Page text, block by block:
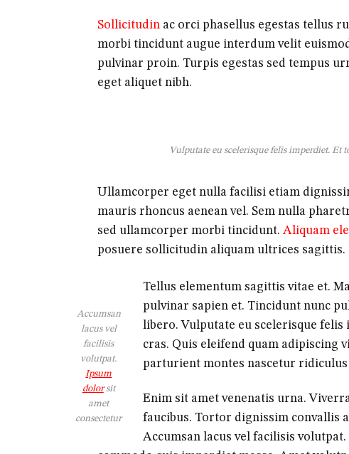
Sollicitudinac orci phasellus egestas tellus
morbi tincidunt augue interdum velit
pulvinar proin. Turpis egestas sed tempus
eget aliquet nibh.
Vulputate eu scelerisque felis imperdiet. Et
Ullamcorper eget nulla facilisi etiam
mauris rhoncus aenean vel. Sem nulla
sed ullamcorper morbi tincidunt. Aliquam
posuere sollicitudin aliquam ultrices sagittis.
Accumsan
lacus vel
facilisis
volutpat.
Ipsum
dolorsit
amet
consectetur
Tellus elementum sagittis vitae et.
pulvinar sapien et. Tincidunt nunc
libero. Vulputate eu scelerisque
cras. Quis eleifend quam adipiscing
parturient montes nascetur ridiculus
Enim sit amet venenatis urna.
faucibus. Tortor dignissim convallis
Accumsan lacus vel facilisis